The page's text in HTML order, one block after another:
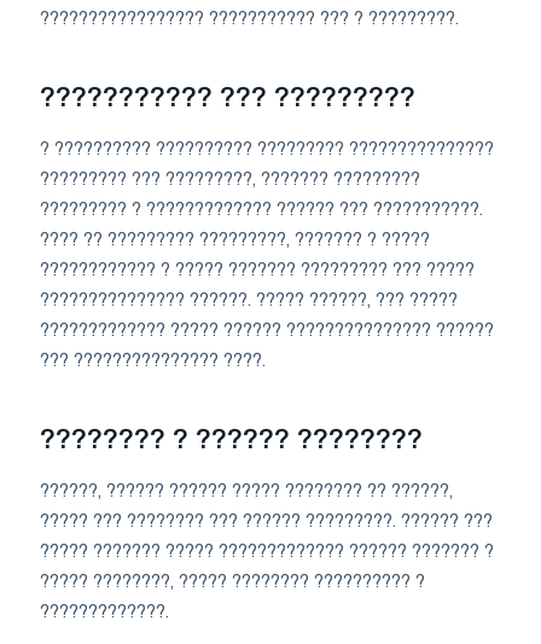
????????????????? ??????????? ??? ? ?????????.
??????????? ??? ?????????
? ?????????? ?????????? ????????? ???????????????
????????? ??? ?????????, ??????? ?????????
????????? ? ????????????? ?????? ??? ???????????.
???? ?? ????????? ?????????, ??????? ? ?????
???????????? ? ????? ??????? ????????? ??? ?????
??????????????? ??????. ????? ??????, ??? ?????
????????????? ????? ?????? ??????????????? ??????
??? ??????????????? ????.
???????? ? ?????? ????????
??????, ?????? ?????? ????? ???????? ?? ??????,
????? ??? ???????? ??? ?????? ?????????. ?????? ???
????? ??????? ????? ????????????? ?????? ??????? ?
????? ????????, ????? ???????? ?????????? ?
?????????????.